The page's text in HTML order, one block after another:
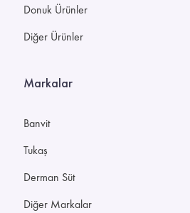
Donuk Ürünler
Diğer Ürünler
Markalar
Banvit
Tukaş
Derman Süt
Diğer Markalar